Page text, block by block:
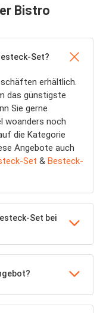
Bistro
Set?
erhältlich.
das günstigste
Sie gerne
woanders noch
die Kategorie
Angebote auch
Set & Besteck-
Set bei